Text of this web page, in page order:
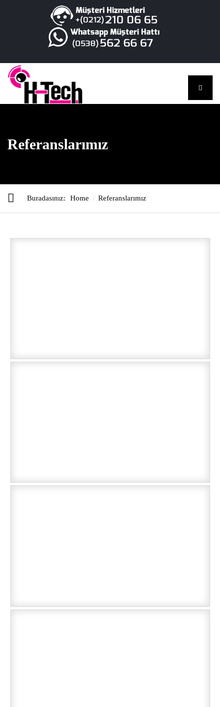
Referanslarımız
Buradasınız: Home Referanslarımız